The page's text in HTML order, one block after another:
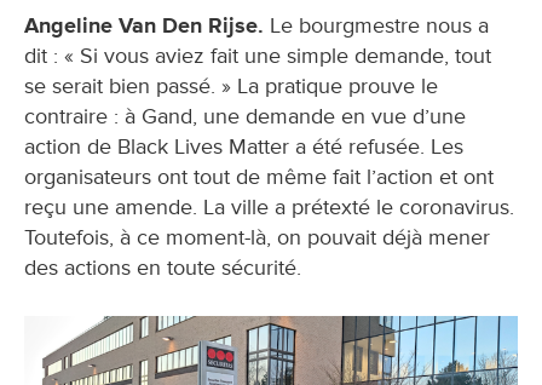
Angeline Van Den Rijse. Le bourgmestre nous a
dit : « Si vous aviez fait une simple demande, tout
se serait bien passé. » La pratique prouve le
contraire : à Gand, une demande en vue d’une
action de Black Lives Matter a été refusée. Les
organisateurs ont tout de même fait l’action et ont
reçu une amende. La ville a prétexté le coronavirus.
Toutefois, à ce moment-là, on pouvait déjà mener
des actions en toute sécurité.